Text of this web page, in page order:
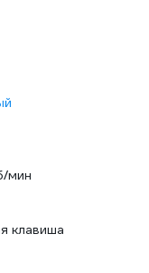
мин
клавиша